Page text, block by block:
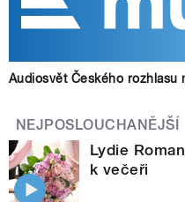
Audiosvět Českého rozhlasu
NEJPOSLOUCHANĚJŠÍ
Lydie
k večeři